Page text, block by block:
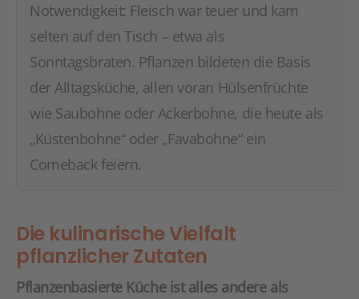
Notwendigkeit: Fleisch war teuer und kam
selten auf den Tisch – etwa als
Sonntagsbraten. Pflanzen bildeten die Basis
der Alltagsküche, allen voran Hülsenfrüchte
wie Saubohne oder Ackerbohne, die heute als
„Küstenbohne“ oder „Favabohne“ ein
Comeback feiern.
Die kulinarische Vielfalt
pflanzlicher Zutaten
Pflanzenbasierte Küche ist alles andere als